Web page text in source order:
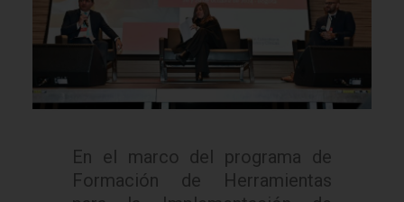
En el marco del programa de
Formación de Herramientas